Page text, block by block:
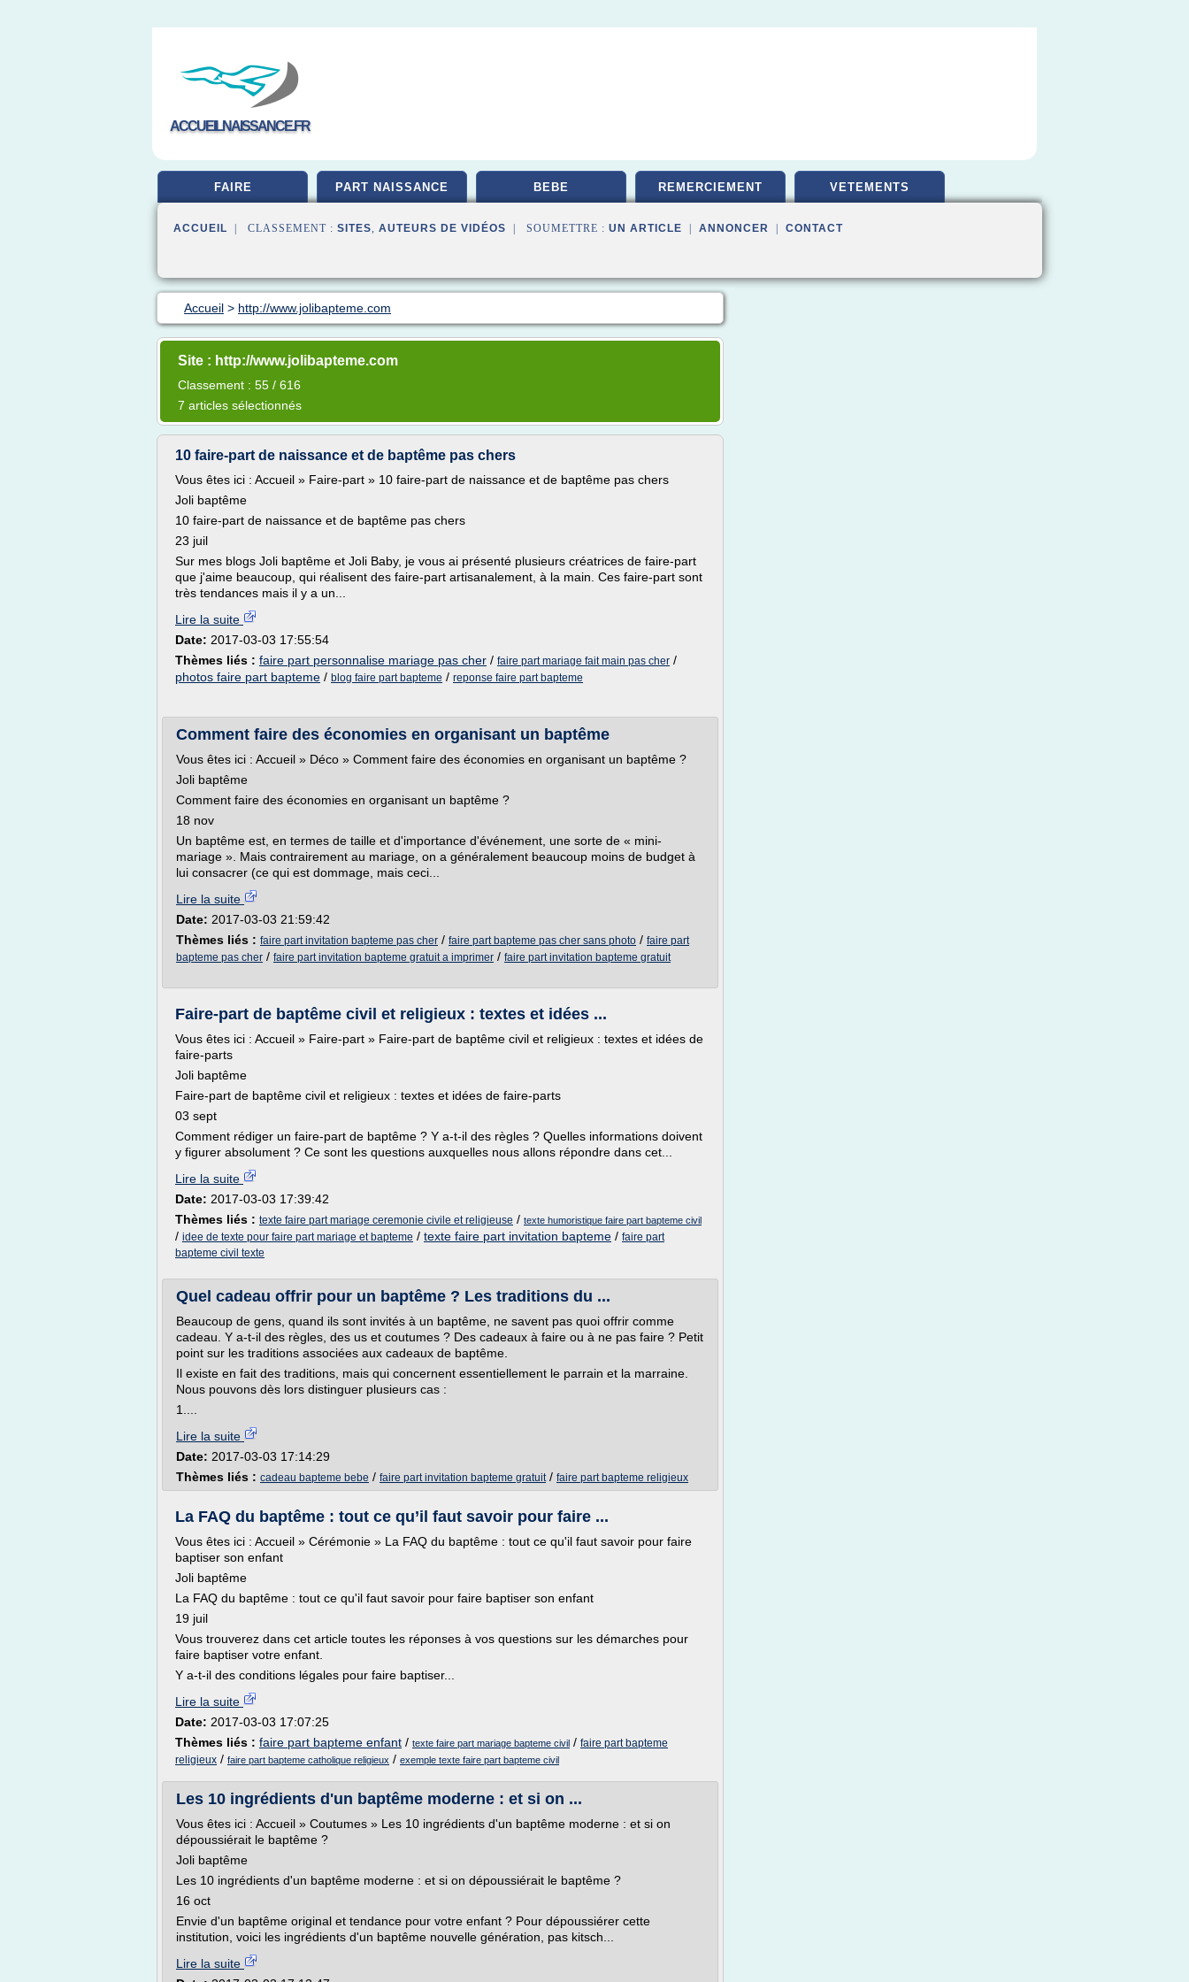
ACCUEILNAISSANCE.FR
FAIRE PART NAISSANCE BEBE REMERCIEMENT VETEMENTS
ACCUEIL | CLASSEMENT : SITES, AUTEURS DE VIDÉOS | SOUMETTRE : UN ARTICLE ANNONCER CONTACT
Accueil > http://www.jolibapteme.com
Site : http://www.jolibapteme.com
Classement : 55 / 616
7 articles sélectionnés
10 faire-part de naissance et de baptême pas chers
Vous êtes ici : Accueil » Faire-part » 10 faire-part de naissance et de baptême pas chers
Joli baptême
10 faire-part de naissance et de baptême pas chers
23 juil
Sur mes blogs Joli baptême et Joli Baby, je vous ai présenté plusieurs créatrices de faire-part
que j'aime beaucoup, qui réalisent des faire-part artisanalement, à la main. Ces faire-part sont
très tendances mais il y a un...
Lire la suite
Date: 2017-03-03 17:55:54
Thèmes liés : faire part personnalise mariage pas cher / faire part mariage fait main pas cher /
photos faire part bapteme / blog faire part bapteme / reponse faire part bapteme
Comment faire des économies en organisant un baptême
Vous êtes ici : Accueil » Déco » Comment faire des économies en organisant un baptême ?
Joli baptême
Comment faire des économies en organisant un baptême ?
18 nov
Un baptême est, en termes de taille et d'importance d'événement, une sorte de « mini-
mariage ». Mais contrairement au mariage, on a généralement beaucoup moins de budget à
lui consacrer (ce qui est dommage, mais ceci...
Lire la suite
Date: 2017-03-03 21:59:42
Thèmes liés : faire part invitation bapteme pas cher / faire part bapteme pas cher sans photo / faire part
bapteme pas cher / faire part invitation bapteme gratuit a imprimer / faire part invitation bapteme gratuit
Faire-part de baptême civil et religieux : textes et idées ...
Vous êtes ici : Accueil » Faire-part » Faire-part de baptême civil et religieux : textes et idées de
faire-parts
Joli baptême
Faire-part de baptême civil et religieux : textes et idées de faire-parts
03 sept
Comment rédiger un faire-part de baptême ? Y a-t-il des règles ? Quelles informations doivent
y figurer absolument ? Ce sont les questions auxquelles nous allons répondre dans cet...
Lire la suite
Date: 2017-03-03 17:39:42
Thèmes liés : texte faire part mariage ceremonie civile et religieuse / texte humoristique faire part bapteme civil
/ idee de texte pour faire part mariage et bapteme / texte faire part invitation bapteme / faire part
bapteme civil texte
Quel cadeau offrir pour un baptême ? Les traditions du ...
Beaucoup de gens, quand ils sont invités à un baptême, ne savent pas quoi offrir comme
cadeau. Y a-t-il des règles, des us et coutumes ? Des cadeaux à faire ou à ne pas faire ? Petit
point sur les traditions associées aux cadeaux de baptême.
Il existe en fait des traditions, mais qui concernent essentiellement le parrain et la marraine.
Nous pouvons dès lors distinguer plusieurs cas :
1....
Lire la suite
Date: 2017-03-03 17:14:29
Thèmes liés : cadeau bapteme bebe / faire part invitation bapteme gratuit/ faire part bapteme religieux
La FAQ du baptême : tout ce qu’il faut savoir pour faire ...
Vous êtes ici : Accueil » Cérémonie » La FAQ du baptême : tout ce qu'il faut savoir pour faire
baptiser son enfant
Joli baptême
La FAQ du baptême : tout ce qu'il faut savoir pour faire baptiser son enfant
19 juil
Vous trouverez dans cet article toutes les réponses à vos questions sur les démarches pour
faire baptiser votre enfant.
Y a-t-il des conditions légales pour faire baptiser...
Lire la suite
Date: 2017-03-03 17:07:25
Thèmes liés : faire part bapteme enfant / texte faire part mariage bapteme civil / faire part bapteme
religieux / faire part bapteme catholique religieux / exemple texte faire part bapteme civil
Les 10 ingrédients d'un baptême moderne : et si on ...
Vous êtes ici : Accueil » Coutumes » Les 10 ingrédients d'un baptême moderne : et si on
dépoussiérait le baptême ?
Joli baptême
Les 10 ingrédients d'un baptême moderne : et si on dépoussiérait le baptême ?
16 oct
Envie d'un baptême original et tendance pour votre enfant ? Pour dépoussiérer cette
institution, voici les ingrédients d'un baptême nouvelle génération, pas kitsch...
Lire la suite